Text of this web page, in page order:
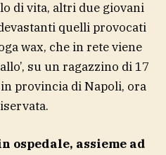
di vita, altri due giovani
quelli provocati
wax, che in rete viene
su un ragazzino di 17
provincia di Napoli, ora
ospedale, assieme ad